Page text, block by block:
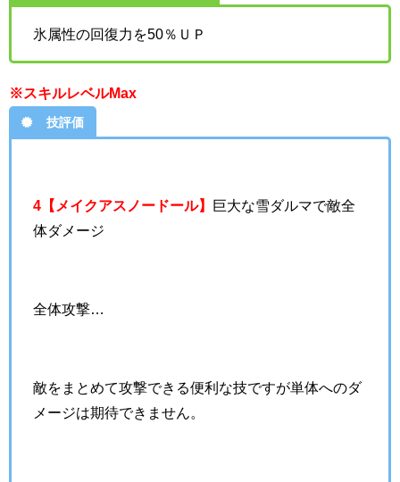
氷属性の回復力を50％ＵＰ
※スキルレベルMax
技評価
4【メイクアスノードール】
巨大な雪ダルマで敵全
体ダメージ
全体攻撃…
敵をまとめて攻撃できる便利な技ですが単体へのダ
メージは期待できません。